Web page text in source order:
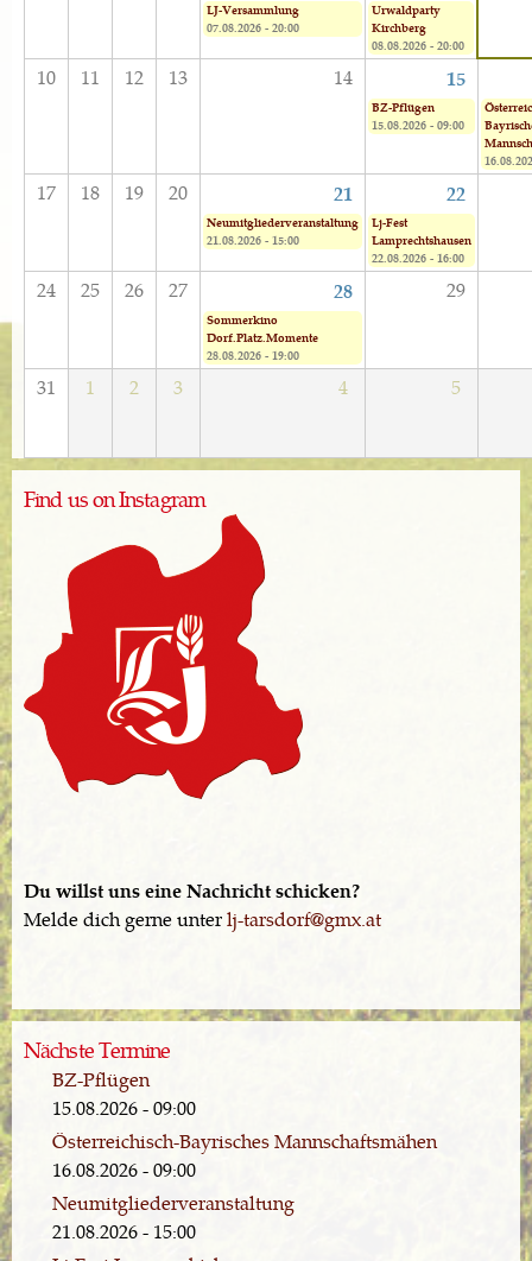
LJ-Versammlung
07.08.2026 - 20:00
Urwaldparty
Kirchberg
08.08.2026 - 20:00
10 11 12 13 14 15
BZ-Pflügen
15.08.2026 - 09:00
17 18 19 20 21 22
Neumitgliederveranstaltung
21.08.2026 - 15:00
Lj-Fest
Lamprechtshausen
22.08.2026 - 16:00
24 25 26 27 28 29
Sommerkino
Dorf.Platz.Momente
28.08.2026 - 19:00
31 1 2 3 4 5
Find us on Instagram
Du willst uns eine Nachricht schicken?
Melde dich gerne unterlj-tarsdorf@gmx.at
Nächste Termine
BZ-Pflügen
15.08.2026 - 09:00
Österreichisch-Bayrisches Mannschaftsmähen
16.08.2026 - 09:00
Neumitgliederveranstaltung
21.08.2026 - 15:00